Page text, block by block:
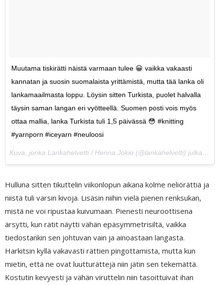
Muutama tiskirätti näistä varmaan tulee 😀 vaikka vakaasti
kannatan ja suosin suomalaista yrittämistä, mutta tää lanka oli
lankamaailmasta loppu. Löysin sitten Turkista, puolet halvalla
täysin saman langan eri vyötteellä. Suomen posti vois myös
ottaa mallia, lanka Turkista tuli 1,5 päivässä 😳 #knitting
#yarnporn #iceyarn #neuloosi
Kuva, jonka Lankahelvetti / Henna Jokio (@lankahelvetti) julkaisi
Hulluna sitten tikuttelin viikonlopun aikana kolme neliörättiä ja
niistä tuli varsin kivoja. Lisäsin niihin vielä pienen renksukan,
mistä ne voi ripustaa kuivumaan. Pienesti neuroottisena
ärsytti, kun rätit näytti vähän epäsymmetrisiltä, vaikka
tiedostankin sen johtuvan vain ja ainoastaan langasta.
Harkitsin kyllä vakavasti rättien pingottamista, mutta kun
mietin, että ne ovat luutturättejä niin jätin sen tekemättä.
Kostutin kevyesti ja vähän viruttelin niin tasoittuivat ihan